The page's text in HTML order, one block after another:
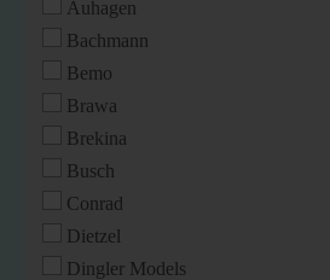
Auhagen
Bachmann
Bemo
Brawa
Brekina
Busch
Conrad
Dietzel
Dingler Models